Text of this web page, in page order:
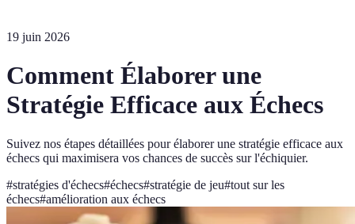
19 juin 2026
Comment Élaborer une
Stratégie Efficace aux Échecs
Suivez nos étapes détaillées pour élaborer une stratégie efficace aux
échecs qui maximisera vos chances de succès sur l'échiquier.
#stratégies d'échecs#échecs#stratégie de jeu#tout sur les
échecs#amélioration aux échecs